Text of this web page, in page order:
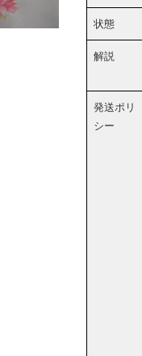
状態
解説
発送ポリ
シー